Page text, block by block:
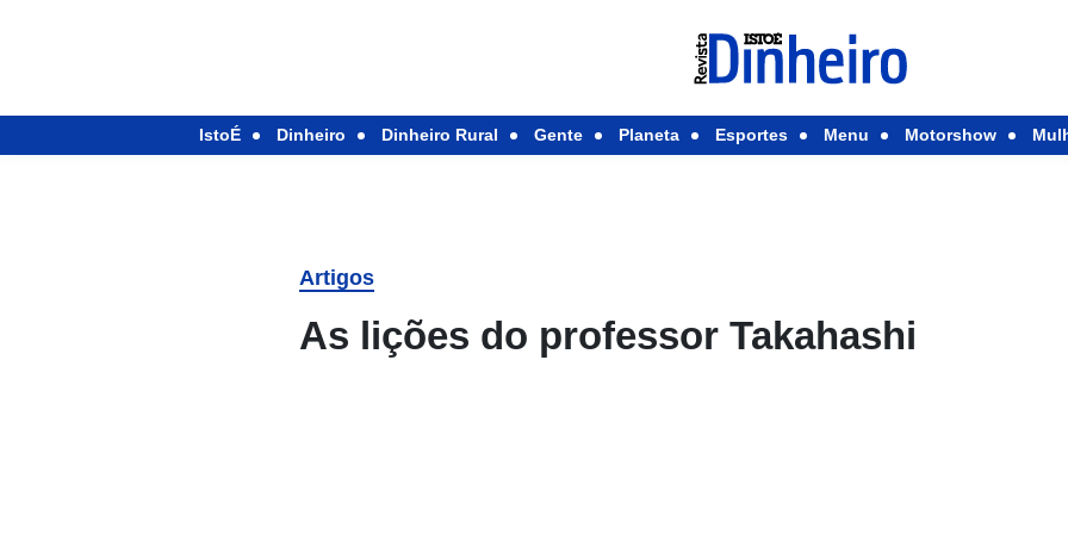
IstoÉ Dinheiro Dinheiro Rural Gente Planeta Esportes Menu Motorshow
Artigos
As lições do professor Takahashi